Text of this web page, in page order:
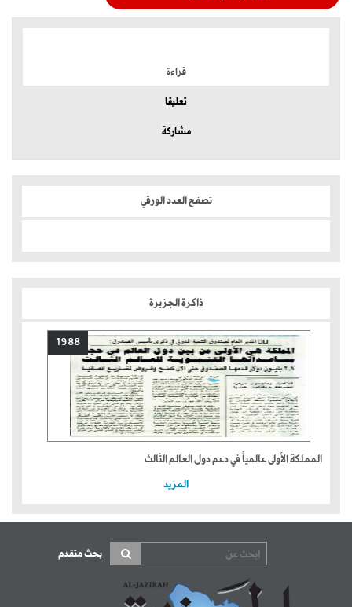
قراءة
تعليقا
مشاركة
تصفح العدد الورقي
ذاكرة الجزيرة
1988
المملكة الأولى عالمياً في دعم دول العالم الثالث
المزيد
بحث متقدم